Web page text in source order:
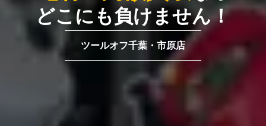
どこにも負けません！
ツールオフ千葉・市原店